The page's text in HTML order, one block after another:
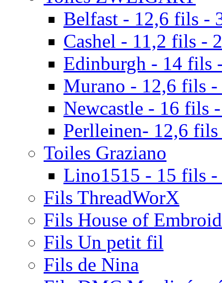
Belfast - 12,6 fils -
Cashel - 11,2 fils -
Edinburgh - 14 fils
Murano - 12,6 fils -
Newcastle - 16 fils
Perlleinen- 12,6
Toiles Graziano
Lino1515 - 15 fils -
Fils ThreadWorX
Fils House of
Fils Un petit fil
Fils de Nina